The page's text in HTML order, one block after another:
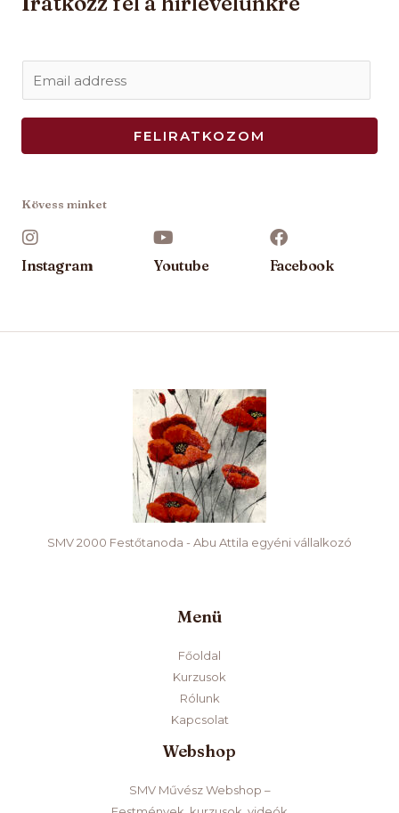
m
a
FELIRATKOZOM
Kövess minket
Instagram Youtube Facebook
SMV 2000 Festőtanoda - Abu Attila egyéni vállalkozó
Menü
Főoldal
Kurzusok
Rólunk
Kapcsolat
Webshop
SMV Művész Webshop –